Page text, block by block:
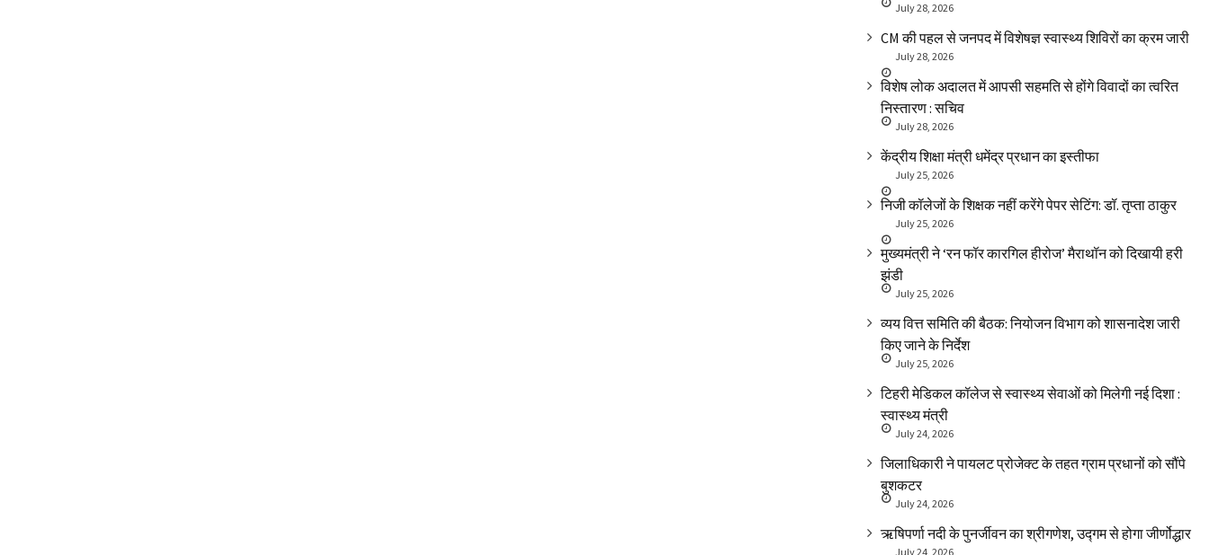
July 28, 2026
CM की पहल से जनपद में विशेषज्ञ स्वास्थ्य शिविरों का क्रम जारी
July 28, 2026
विशेष लोक अदालत में आपसी सहमति से होंगे विवादों का त्वरित
निस्तारण : सचिव
July 28, 2026
केंद्रीय शिक्षा मंत्री धमेंद्र प्रधान का इस्तीफा
July 25, 2026
निजी कॉलेजों के शिक्षक नहीं करेंगे पेपर सेटिंग: डॉ. तृप्ता ठाकुर
July 25, 2026
मुख्यमंत्री ने ‘रन फॉर कारगिल हीरोज’ मैराथॉन को दिखायी हरी
झंडी
July 25, 2026
व्यय वित्त समिति की बैठक: नियोजन विभाग को शासनादेश जारी
किए जाने के निर्देश
July 25, 2026
टिहरी मेडिकल कॉलेज से स्वास्थ्य सेवाओं को मिलेगी नई दिशा :
स्वास्थ्य मंत्री
July 24, 2026
जिलाधिकारी ने पायलट प्रोजेक्ट के तहत ग्राम प्रधानों को सौंपे
बुशकटर
July 24, 2026
ऋषिपर्णा नदी के पुनर्जीवन का श्रीगणेश, उद्गम से होगा जीर्णोद्धार
July 24, 2026